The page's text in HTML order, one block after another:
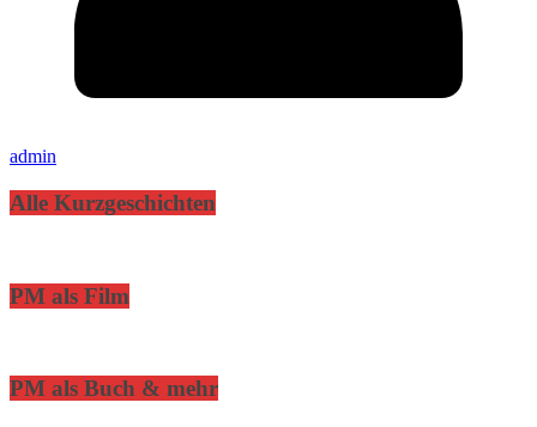
admin
Alle Kurzgeschichten
PM als Film
PM als Buch & mehr